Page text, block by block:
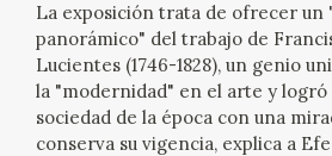
ACTIVIDADES
ACTUALIDAD
La exposición trata de ofrecer un
panorámico" del trabajo de
Lucientes (1746-1828), un genio
la "modernidad" en el arte y
sociedad de la época con una
conserva su vigencia, explica a